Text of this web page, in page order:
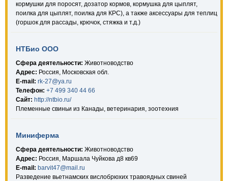
кормушки для поросят, дозатор кормов, кормушка для цыплят,
поилка для цыплят, поилка для КРС), а также аксессуары для теплиц
(горшок для рассады, крючок, стяжка и т.д.)
НТБио ООО
Сфера деятельности: Животноводство
Адрес: Россия, Московская обл.
E-mail: rk-27@ya.ru
Телефон: +7 499 340 44 66
Сайт: http://ntbio.ru/
Племенные свиньи из Канады, ветеринария, зоотехния
Миниферма
Сфера деятельности: Животноводство
Адрес: Россия, Маршала Чуйкова д8 кв69
E-mail: barvit47@mail.ru
Разведение вьетнамских вислобрюхих травоядных свиней